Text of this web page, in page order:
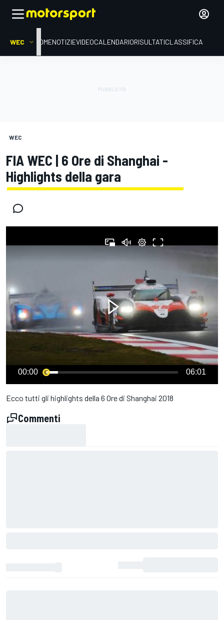
WEC HOMENOTIZIEVIDEOCALENDARIORISULTATICLASSIFICA
WEC
FIA WEC | 6 Ore di Shanghai -
Highlights della gara
00:00 06:01
Ecco tutti gli highlights della 6 Ore di Shanghai 2018
Commenti